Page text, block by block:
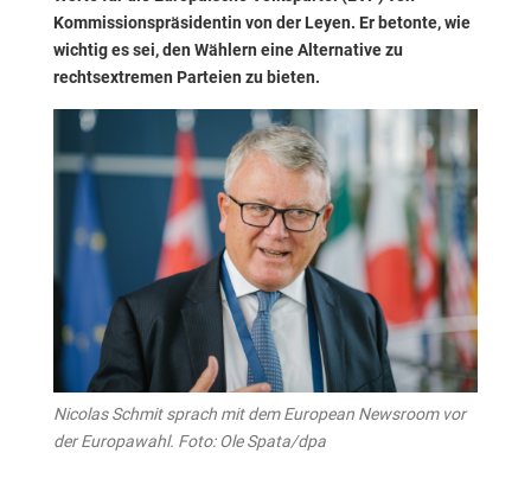
Kommissionspräsidentin von der Leyen. Er betonte, wie
wichtig es sei, den Wählern eine Alternative zu
rechtsextremen Parteien zu bieten.
Nicolas Schmit sprach mit dem European Newsroom vor
der Europawahl. Foto: Ole Spata/dpa